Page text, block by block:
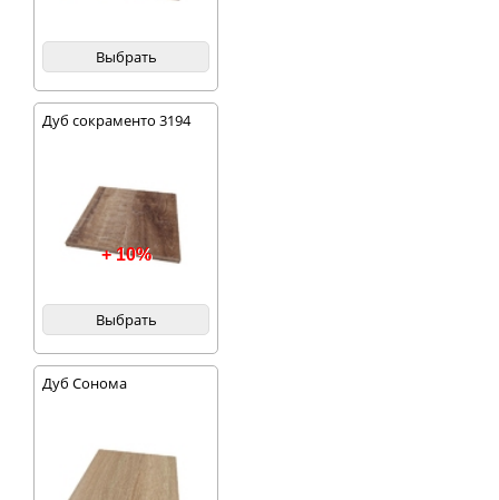
Выбрать
Дуб сокраменто 3194
+ 10%
Выбрать
Дуб Сонома